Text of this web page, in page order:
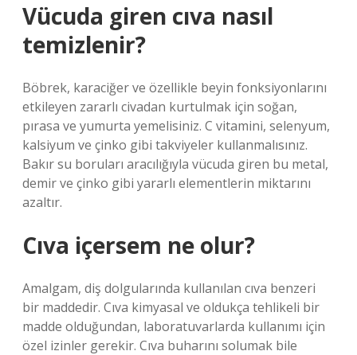
Vücuda giren cıva nasıl
temizlenir?
Böbrek, karaciğer ve özellikle beyin fonksiyonlarını
etkileyen zararlı civadan kurtulmak için soğan,
pırasa ve yumurta yemelisiniz. C vitamini, selenyum,
kalsiyum ve çinko gibi takviyeler kullanmalısınız.
Bakır su boruları aracılığıyla vücuda giren bu metal,
demir ve çinko gibi yararlı elementlerin miktarını
azaltır.
Cıva içersem ne olur?
Amalgam, diş dolgularında kullanılan cıva benzeri
bir maddedir. Cıva kimyasal ve oldukça tehlikeli bir
madde olduğundan, laboratuvarlarda kullanımı için
özel izinler gerekir. Cıva buharını solumak bile